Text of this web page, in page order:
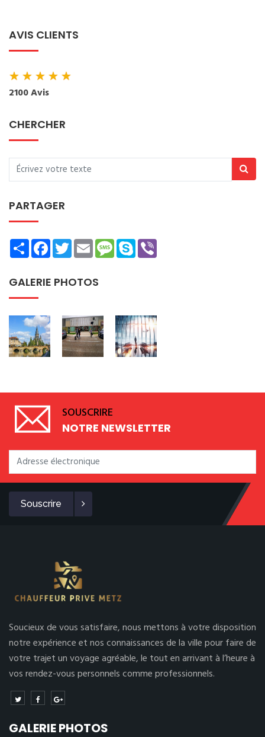
AVIS CLIENTS
★★★★★
2100 Avis
CHERCHER
PARTAGER
ShareFacebookTwitterEmailMessage
Skype
GALERIE PHOTOS
SOUSCRIRE
NOTRE NEWSLETTER
Souscrire
Soucieux de vous satisfaire, nous mettons à votre disposition
notre expérience et nos connaissances de la ville pour faire de
votre trajet un voyage agréable, le tout en arrivant à l’heure à
vos rendez-vous personnels comme professionnels.
GALERIE PHOTOS